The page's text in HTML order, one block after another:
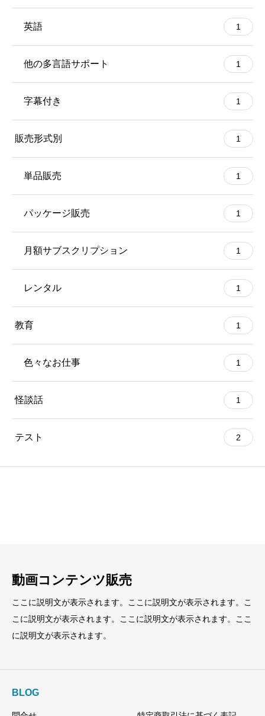
英語 1
他の多言語サポート 1
字幕付き 1
販売形式別 1
単品販売 1
パッケージ販売 1
月額サブスクリプション 1
レンタル 1
教育 1
色々なお仕事 1
怪談話 1
テスト 2
動画コンテンツ販売
ここに説明文が表示されます。ここに説明文が表示されます。こ
こに説明文が表示されます。ここに説明文が表示されます。ここ
に説明文が表示されます。
BLOG